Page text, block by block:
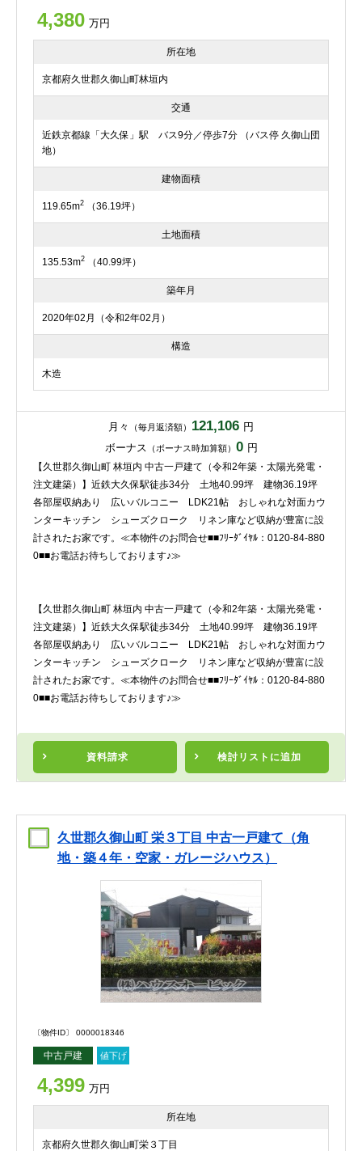
4,380 万円
所在地
京都府久世郡久御山町林垣内
交通
近鉄京都線「大久保」駅 バス9分／停歩7分 （バス停 久御山団
地）
建物面積
119.65m2 （36.19坪）
土地面積
135.53m2 （40.99坪）
築年月
2020年02月（令和2年02月）
構造
木造
月々 （毎月返済額） 121,106 円
ボーナス （ボーナス時加算額） 0 円
資料請求 検討リスト に追加
【久世郡久御山町 林垣内 中古一戸建て（令和2年築・太陽光発電・
注文建築）】近鉄大久保駅徒歩34分 土地40.99坪 建物36.19坪
各部屋収納あり 広いバルコニー LDK21帖 おしゃれな対面カウ
ンターキッチン シューズクローク リネン庫など収納が豊富に設
計されたお家です。≪本物件のお問合せ■■ﾌﾘｰﾀﾞｲﾔﾙ：0120-84-880
0■■お電話お待ちしております♪≫
【久世郡久御山町 林垣内 中古一戸建て（令和2年築・太陽光発電・
注文建築）】近鉄大久保駅徒歩34分 土地40.99坪 建物36.19坪
各部屋収納あり 広いバルコニー LDK21帖 おしゃれな対面カウ
ンターキッチン シューズクローク リネン庫など収納が豊富に設
計されたお家です。≪本物件のお問合せ■■ﾌﾘｰﾀﾞｲﾔﾙ：0120-84-880
0■■お電話お待ちしております♪≫
久世郡久御山町 栄３丁目 中古一戸建て（角
地・築４年・空家・ガレージハウス）
〔物件ID〕 0000018346
中古戸建 値下げ
4,399 万円
所在地
京都府久世郡久御山町栄３丁目